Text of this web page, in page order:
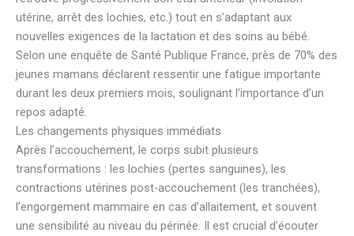
utérine, arrêt des lochies, etc.) tout en s’adaptant aux
nouvelles exigences de la lactation et des soins au bébé.
Selon une enquête de Santé Publique France, près de 70% des
jeunes mamans déclarent ressentir une fatigue importante
durant les deux premiers mois, soulignant l’importance d’un
repos adapté.
Les changements physiques immédiats
Après l’accouchement, le corps subit plusieurs
transformations : les lochies (pertes sanguines), les
contractions utérines post-accouchement (les tranchées),
l’engorgement mammaire en cas d’allaitement, et souvent
une sensibilité au niveau du périnée. Il est crucial d’écouter